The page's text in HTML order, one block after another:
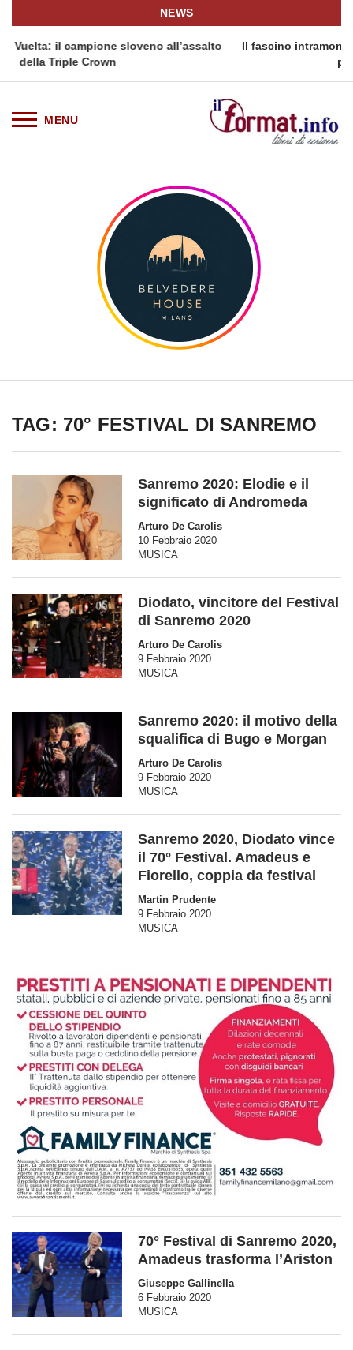
NEWS
Il fascino intramontabile del Dress Watch: cinque
TAG: 70° FESTIVAL DI SANREMO
Sanremo 2020: Elodie e il
significato di Andromeda
Arturo De Carolis
10 Febbraio 2020
MUSICA
Diodato, vincitore del Festival
di Sanremo 2020
Arturo De Carolis
9 Febbraio 2020
MUSICA
Sanremo 2020: il motivo della
squalifica di Bugo e Morgan
Arturo De Carolis
9 Febbraio 2020
MUSICA
Sanremo 2020, Diodato vince
il 70° Festival. Amadeus e
Fiorello, coppia da festival
Martin Prudente
9 Febbraio 2020
MUSICA
70° Festival di Sanremo 2020,
Amadeus trasforma l’Ariston
Giuseppe Gallinella
6 Febbraio 2020
MUSICA